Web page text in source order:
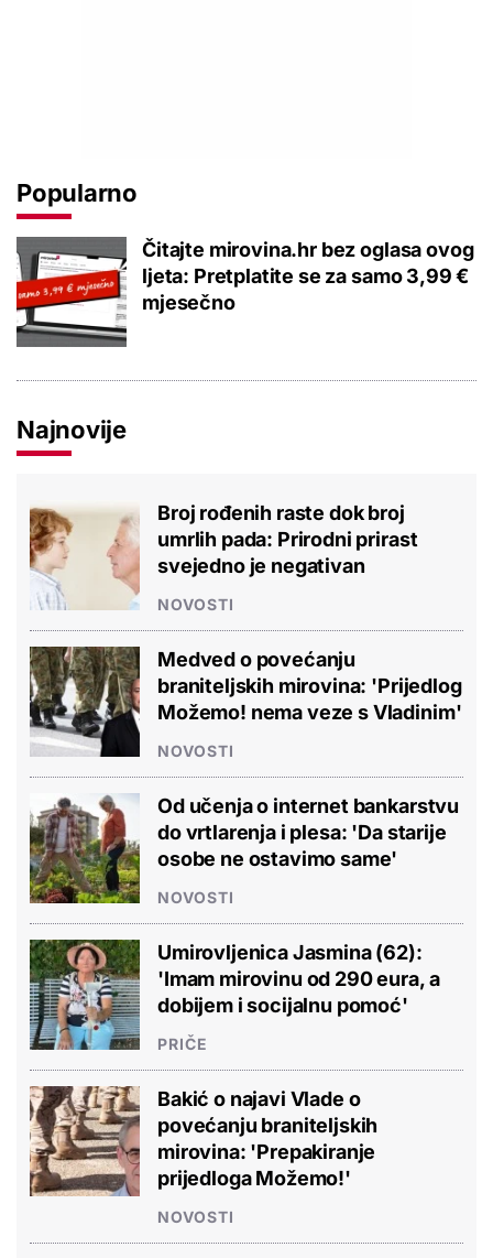
Popularno
Čitajte mirovina.hr bez oglasa ovog
ljeta: Pretplatite se za samo 3,99 €
mjesečno
Najnovije
Broj rođenih raste dok broj
umrlih pada: Prirodni prirast
svejedno je negativan
NOVOSTI
Medved o povećanju
braniteljskih mirovina: 'Prijedlog
Možemo! nema veze s Vladinim'
NOVOSTI
Od učenja o internet bankarstvu
do vrtlarenja i plesa: 'Da starije
osobe ne ostavimo same'
NOVOSTI
Umirovljenica Jasmina (62):
'Imam mirovinu od 290 eura, a
dobijem i socijalnu pomoć'
PRIČE
Bakić o najavi Vlade o
povećanju braniteljskih
mirovina: 'Prepakiranje
prijedloga Možemo!'
NOVOSTI